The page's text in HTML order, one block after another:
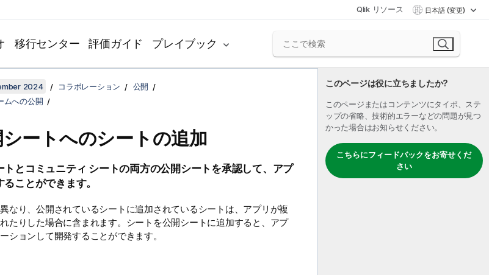
Qlik リソース 日本語 (変更)
移行センター 評価ガイド プレイブック
このページは役に立ちましたか?
このページまたはコンテンツにタイポ、ステ
ップの省略、技術的エラーなどの問題が見つ
かった場合はお知らせください。
こちらにフィードバックをお寄せくだ
さい
2024 コラボレーション
公開
ムへの公開
ートへのシートの追加
トとコミュニティ シートの両方の公開シートを承認して、アプ
ことができます。
なり、公開されているシートに追加されているシートは、アプリが複
たりした場合に含まれます。シートを公開シートに追加すると、アプ
ションして開発することができます。